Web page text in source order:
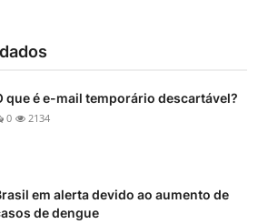
que é e-mail temporário descartável?
0 2134
em alerta devido ao aumento de
de dengue